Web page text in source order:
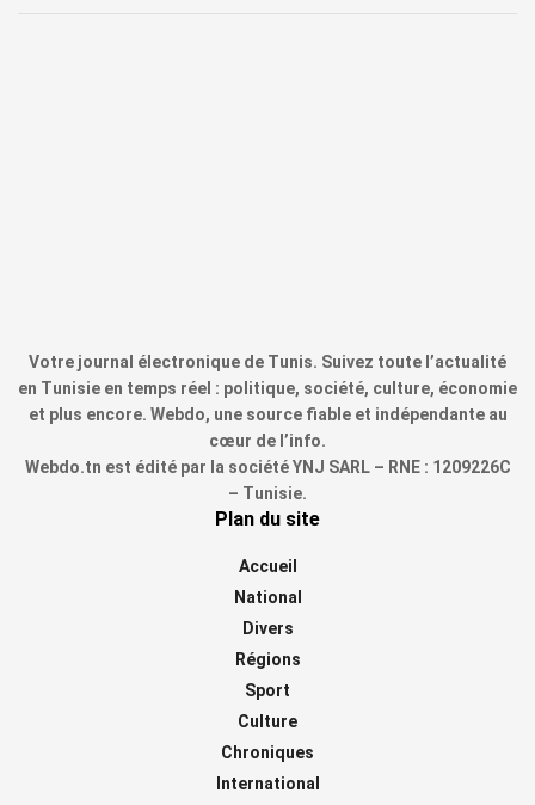
Votre journal électronique de Tunis. Suivez toute l’actualité
en Tunisie en temps réel : politique, société, culture, économie
et plus encore. Webdo, une source fiable et indépendante au
cœur de l’info.
Webdo.tn est édité par la société YNJ SARL – RNE : 1209226C
– Tunisie.
Plan du site
Accueil
National
Divers
Régions
Sport
Culture
Chroniques
International